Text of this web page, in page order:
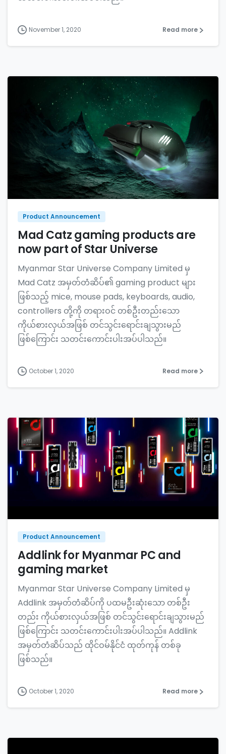
November 1, 2020 Read more
Product Announcement
Mad Catz gaming products are
now part of Star Universe
Myanmar Star Universe Company Limited မှ
Mad Catz အမှတ်တံဆိပ်၏ gaming product များ
ဖြစ်သည့် mice, mouse pads, keyboards, audio,
controllers တို့ကို တရားဝင် တစ်ဦးတည်းသော
ကိုယ်စားလှယ်အဖြစ် တင်သွင်းရောင်းချသွားမည်
ဖြစ်ကြောင်း သတင်းကောင်းပါးအပ်ပါသည်။
October 1, 2020 Read more
Product Announcement
Addlink for Myanmar PC and
gaming market
Myanmar Star Universe Company Limited မှ
Addlink အမှတ်တံဆိပ်ကို ပထမဦးဆုံးသော တစ်ဦး
တည်း ကိုယ်စားလှယ်အဖြစ် တင်သွင်းရောင်းချသွားမည်
ဖြစ်ကြောင်း သတင်းကောင်းပါးအပ်ပါသည်။ Addlink
အမှတ်တံဆိပ်သည် ထိုင်ဝမ်နိုင်ငံ ထုတ်ကုန် တစ်ခု
ဖြစ်သည်။
October 1, 2020 Read more